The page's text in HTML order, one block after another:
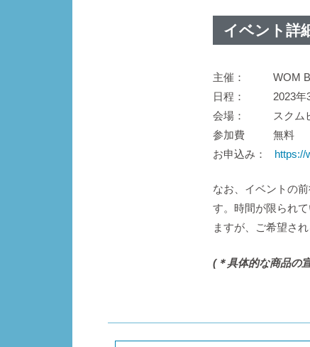
イベント詳
主催： WOM
日程： 2023年3
会場： スクムビ
参加費 無料
お申込み： https://
なお、イベントの
す。時間が限られ
ますが、ご希望さ
(＊具体的な商品の